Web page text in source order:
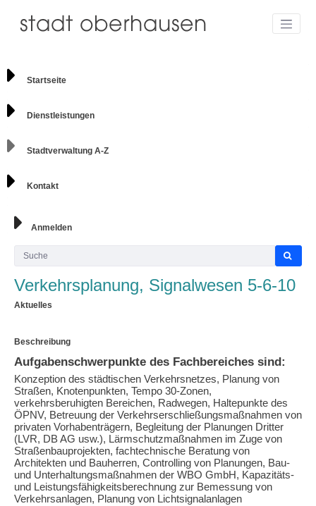
Startseite
Dienstleistungen
Stadtverwaltung A-Z
Kontakt
Anmelden
Verkehrsplanung, Signalwesen 5-6-10
Aktuelles
Beschreibung
Aufgabenschwerpunkte des Fachbereiches sind:
Konzeption des städtischen Verkehrsnetzes, Planung von
Straßen, Knotenpunkten, Tempo 30-Zonen,
verkehrsberuhigten Bereichen, Radwegen, Haltepunkte des
ÖPNV, Betreuung der Verkehrserschließungsmaßnahmen von
privaten Vorhabenträgern, Begleitung der Planungen Dritter
(LVR, DB AG usw.), Lärmschutzmaßnahmen im Zuge von
Straßenbauprojekten, fachtechnische Beratung von
Architekten und Bauherren, Controlling von Planungen, Bau-
und Unterhaltungsmaßnahmen der WBO GmbH, Kapazitäts-
und Leistungsfähigkeitsberechnung zur Bemessung von
Verkehrsanlagen, Planung von Lichtsignalanlagen